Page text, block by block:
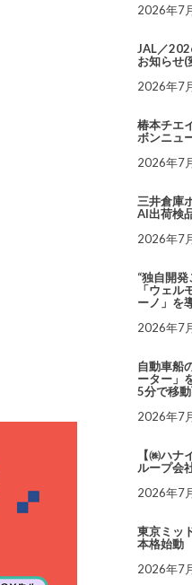
2026年7
JAL／
お知らせ(
2026年7
椿本チエ
ボンニュ
2026年7
三井倉庫
AI出荷検
2026年7
“独自開
「ウェル
ーノ」を
2026年7
自動車船
ーター」
5分で移
2026年7
【㈱ハ
ループ会
2026年7
東京ミッ
本格始動
2026年7